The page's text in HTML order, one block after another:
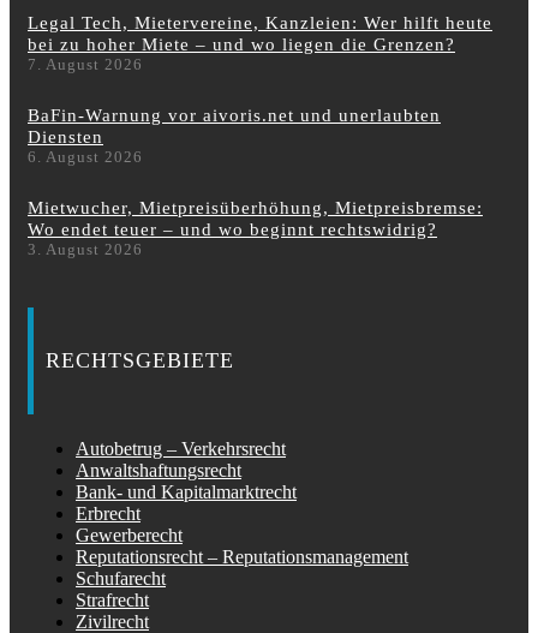
Legal Tech, Mietervereine, Kanzleien: Wer hilft heute
bei zu hoher Miete – und wo liegen die Grenzen?
7. August 2026
BaFin-Warnung vor aivoris.net und unerlaubten
Diensten
6. August 2026
Mietwucher, Mietpreisüberhöhung, Mietpreisbremse:
Wo endet teuer – und wo beginnt rechtswidrig?
3. August 2026
RECHTSGEBIETE
Autobetrug – Verkehrsrecht
Anwaltshaftungsrecht
Bank- und Kapitalmarktrecht
Erbrecht
Gewerberecht
Reputationsrecht – Reputationsmanagement
Schufarecht
Strafrecht
Zivilrecht